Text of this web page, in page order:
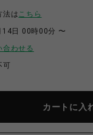
法はこちら
日 00時00分 〜
合わせる
可
カートに入